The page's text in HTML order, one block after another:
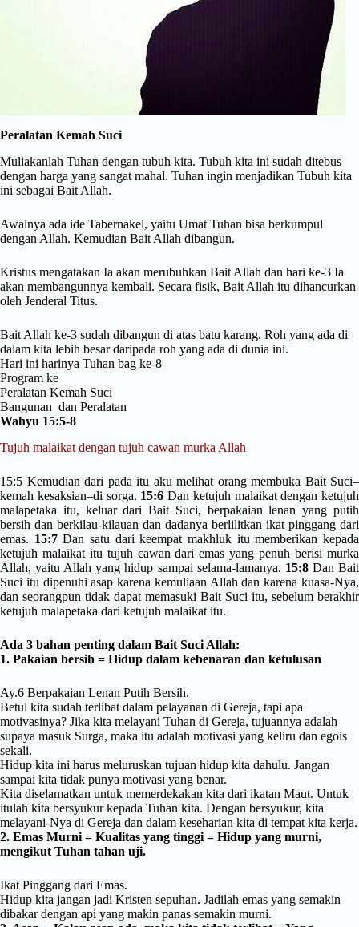
Peralatan Kemah Suci
Muliakanlah Tuhan dengan tubuh kita. Tubuh kita ini sudah ditebus
dengan harga yang sangat mahal. Tuhan ingin menjadikan Tubuh kita
ini sebagai Bait Allah.
Awalnya ada ide Tabernakel, yaitu Umat Tuhan bisa berkumpul
dengan Allah. Kemudian Bait Allah dibangun.
Kristus mengatakan Ia akan merubuhkan Bait Allah dan hari ke-3 Ia
akan membangunnya kembali. Secara fisik, Bait Allah itu dihancurkan
oleh Jenderal Titus.
Bait Allah ke-3 sudah dibangun di atas batu karang. Roh yang ada di
dalam kita lebih besar daripada roh yang ada di dunia ini.
Hari ini harinya Tuhan bag ke-8
Program ke
Peralatan Kemah Suci
Bangunan dan Peralatan
Wahyu 15:5-8
Tujuh malaikat dengan tujuh cawan murka Allah
15:5 Kemudian dari pada itu aku melihat orang membuka Bait Suci–
kemah kesaksian–di sorga. 15:6 Dan ketujuh malaikat dengan ketujuh
malapetaka itu, keluar dari Bait Suci, berpakaian lenan yang putih
bersih dan berkilau-kilauan dan dadanya berlilitkan ikat pinggang dari
emas. 15:7Dan satu dari keempat makhluk itu memberikan kepada
ketujuh malaikat itu tujuh cawan dari emas yang penuh berisi murka
Allah, yaitu Allah yang hidup sampai selama-lamanya. 15:8Dan Bait
Suci itu dipenuhi asap karena kemuliaan Allah dan karena kuasa-Nya,
dan seorangpun tidak dapat memasuki Bait Suci itu, sebelum berakhir
ketujuh malapetaka dari ketujuh malaikat itu.
Ada 3 bahan penting dalam Bait Suci Allah:
1. Pakaian bersih = Hidup dalam kebenaran dan ketulusan
Ay.6 Berpakaian Lenan Putih Bersih.
Betul kita sudah terlibat dalam pelayanan di Gereja, tapi apa
motivasinya? Jika kita melayani Tuhan di Gereja, tujuannya adalah
supaya masuk Surga, maka itu adalah motivasi yang keliru dan egois
sekali.
Hidup kita ini harus meluruskan tujuan hidup kita dahulu. Jangan
sampai kita tidak punya motivasi yang benar.
Kita diselamatkan untuk memerdekakan kita dari ikatan Maut. Untuk
itulah kita bersyukur kepada Tuhan kita. Dengan bersyukur, kita
melayani-Nya di Gereja dan dalam keseharian kita di tempat kita kerja.
2. Emas Murni = Kualitas yang tinggi = Hidup yang murni,
mengikut Tuhan tahan uji.
Ikat Pinggang dari Emas.
Hidup kita jangan jadi Kristen sepuhan. Jadilah emas yang semakin
dibakar dengan api yang makin panas semakin murni.